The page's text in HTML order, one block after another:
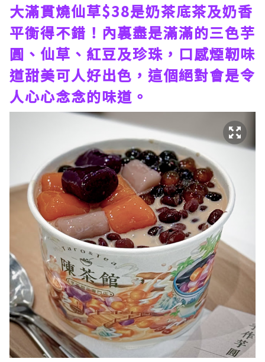
大滿貫燒仙草$38是奶茶底茶及奶香
平衡得不錯！內裏盡是滿滿的三色芋
圓、仙草、紅豆及珍珠，口感煙靭味
道甜美可人好出色，這個絕對會是令
人心心念念的味道。